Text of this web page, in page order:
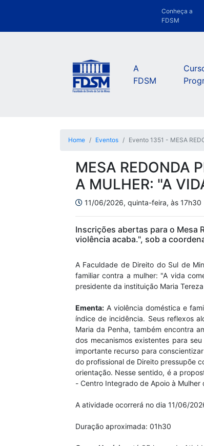
Conheça a
FDSM
A
FDSM
Home Eventos Evento 1351 - MESA
MESA REDONDA
A MULHER: "A
11/06/2026, quinta-feira, às 17h30
Inscrições abertas para o Mesa
violência acaba.", sob a
A Faculdade de Direito do Sul de
familiar contra a mulher: "A vida
presidente da instituição Maria
Ementa: A violência doméstica e
índice de incidência. Seus reflexos
Maria da Penha, também encontra
dos mecanismos existentes para
importante recurso para
do profissional de Direito pressupõe
orientação. Nesse sentido, é a
- Centro Integrado de Apoio à Mulher
A atividade ocorrerá no dia 11/06/
Duração aproximada: 01h30